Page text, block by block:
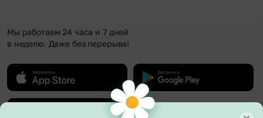
Мы работаем 24 часа и 7 дней
в неделю. Даже без перерыва!